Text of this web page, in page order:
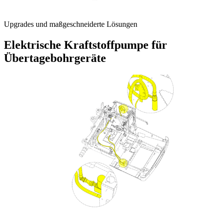
Upgrades und maßgeschneiderte Lösungen
Elektrische Kraftstoffpumpe für
Übertagebohrgeräte